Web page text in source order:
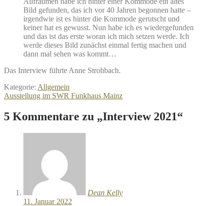
Bild gefunden, das ich vor 40 Jahren begonnen hatte –
irgendwie ist es hinter die Kommode gerutscht und
keiner hat es gewusst. Nun habe ich es wiedergefunden
und das ist das erste woran ich mich setzen werde. Ich
werde dieses Bild zunächst einmal fertig machen und
dann mal sehen was kommt…
Das Interview führte Anne Strohbach.
Kategorie: Allgemein
Beitragsnavigation
Nächster
Ausstellung im SWR Funkhaus Mainz
5 Kommentare zu „Interview 2021“
Dean Kelly
11. Januar 2022